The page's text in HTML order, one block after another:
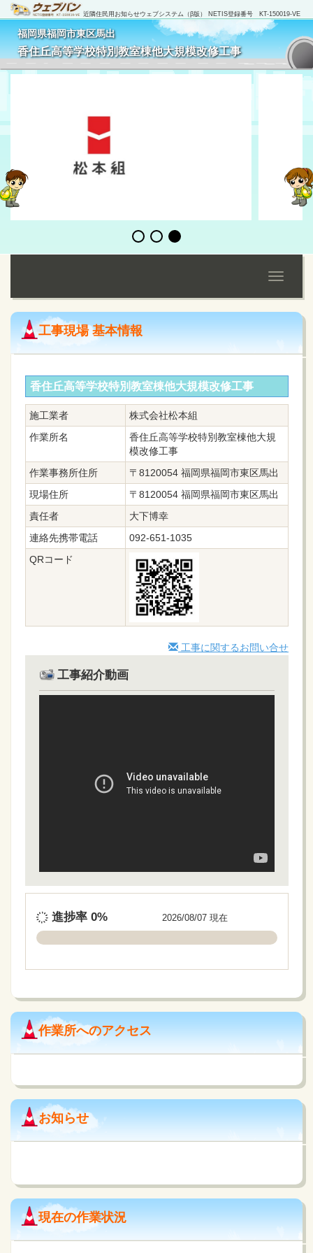
近隣住民用お知らせウェブシステム（β版） NETIS登録番号 KT-150019-VE
[管理者ログイン
福岡県福岡市東区馬出
香住丘高等学校特別教室棟他大規模改修工事
Toggle
工事現場 基本情報
香住丘高等学校特別教室棟他大規模改修工事
施工業者
株式会社松本組
作業所名
香住丘高等学校特別教室棟他大規
模改修工事
作業事務所住所
〒8120054 福岡県福岡市東区馬出
現場住所
〒8120054 福岡県福岡市東区馬出
責任者
大下博幸
連絡先携帯電話
092-651-1035
QRコード
工事に関するお問い合せ
工事紹介動画
進捗率 0% 2026/08/07 現在
作業所へのアクセス
お知らせ
現在の作業状況